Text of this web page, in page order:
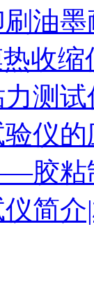
油
收
测
仪
胶粘
简